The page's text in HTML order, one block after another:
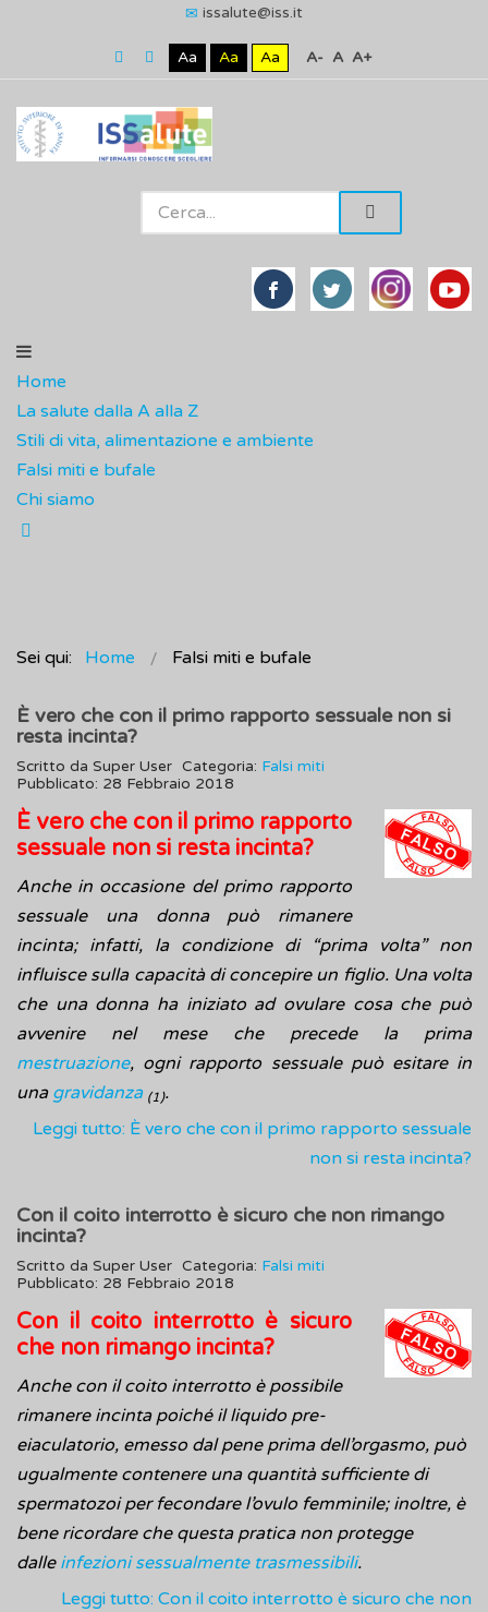
issalute@iss.it
Aa Aa Aa A- A A+
Home
La salute dalla A alla Z
Stili di vita, alimentazione e ambiente
Falsi miti e bufale
Chi siamo
Sei qui: Home Falsi miti e bufale
È vero che con il primo rapporto sessuale non si
resta incinta?
Scritto da Super User Categoria: Falsi miti
Pubblicato: 28 Febbraio 2018
È vero che con il primo rapporto
sessuale non si resta incinta?
Anche in occasione del primo rapporto
sessuale una donna può rimanere
incinta; infatti, la condizione di “prima volta” non
influisce sulla capacità di concepire un figlio. Una volta
che una donna ha iniziato ad ovulare cosa che può
avvenire nel mese che precede la prima
mestruazione, ogni rapporto sessuale può esitare in
una gravidanza (1).
Leggi tutto: È vero che con il primo rapporto sessuale
non si resta incinta?
Con il coito interrotto è sicuro che non rimango
incinta?
Scritto da Super User Categoria: Falsi miti
Pubblicato: 28 Febbraio 2018
Con il coito interrotto è sicuro
che non rimango incinta?
Anche con il coito interrotto è possibile
rimanere incinta poiché il liquido pre-
eiaculatorio, emesso dal pene prima dell’orgasmo, può
ugualmente contenere una quantità sufficiente di
spermatozoi per fecondare l’ovulo femminile; inoltre, è
bene ricordare che questa pratica non protegge
dalle infezioni sessualmente trasmessibili.
Leggi tutto: Con il coito interrotto è sicuro che non